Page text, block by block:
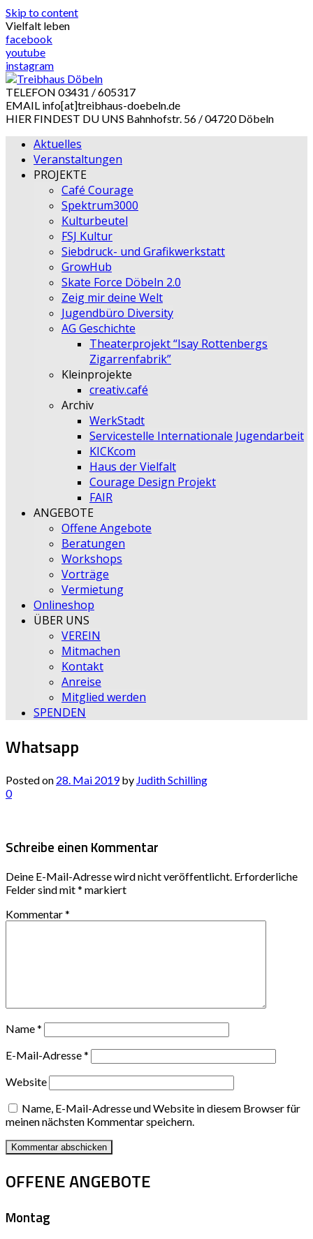
Skip to content
Vielfalt leben
facebook
youtube
instagram
TELEFON 03431 / 605317
EMAIL info[at]treibhaus-doebeln.de
HIER FINDEST DU UNS Bahnhofstr. 56 / 04720 Döbeln
Aktuelles
Veranstaltungen
PROJEKTE
Café Courage
Spektrum3000
Kulturbeutel
FSJ Kultur
Siebdruck- und Grafikwerkstatt
GrowHub
Skate Force Döbeln 2.0
Zeig mir deine Welt
Jugendbüro Diversity
AG Geschichte
Theaterprojekt “Isay Rottenbergs
Zigarrenfabrik”
Kleinprojekte
creativ.café
Archiv
WerkStadt
Servicestelle Internationale Jugendarbeit
KICKcom
Haus der Vielfalt
Courage Design Projekt
FAIR
ANGEBOTE
Offene Angebote
Beratungen
Workshops
Vorträge
Vermietung
Onlineshop
ÜBER UNS
VEREIN
Mitmachen
Kontakt
Anreise
Mitglied werden
SPENDEN
Whatsapp
Posted on 28. Mai 2019by Judith Schilling
0
Schreibe einen Kommentar
Deine E-Mail-Adresse wird nicht veröffentlicht. Erforderliche
Felder sind mit* markiert
Kommentar*
Name*
E-Mail-Adresse*
Website
Name, E-Mail-Adresse und Website in diesem Browser für
meinen nächsten Kommentar speichern.
OFFENE ANGEBOTE
Montag